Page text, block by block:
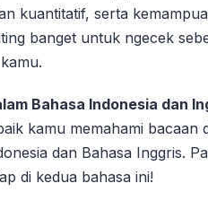
kuantitatif, serta
banget untuk ngecek
Bahasa Indonesia dan
kamu memahami bacaan
dan Bahasa Inggris.
di kedua bahasa ini!